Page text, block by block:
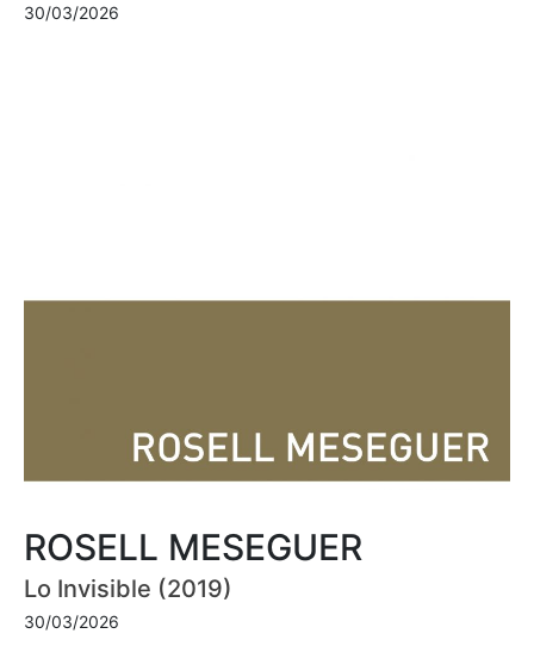
30/03/2026
ROSELL MESEGUER
Lo Invisible (2019)
30/03/2026